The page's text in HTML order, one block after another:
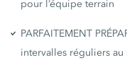
pour l’équipe terrain
PARFAITEMENT
intervalles réguliers au